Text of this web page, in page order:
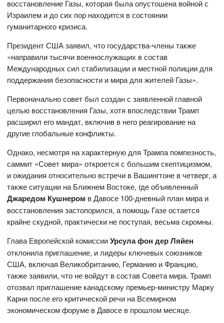
восстановление Газы, которая была опустошена войной с
Израилем и до сих пор находится в состоянии
гуманитарного кризиса.
Президент США заявил, что государства-члены также
«направили тысячи военнослужащих в состав
Международных сил стабилизации и местной полиции для
поддержания безопасности и мира для жителей Газы».
Первоначально совет был создан с заявленной главной
целью восстановления Газы, хотя впоследствии Трамп
расширил его мандат, включив в него реагирование на
другие глобальные конфликты.
Однако, несмотря на характерную для Трампа помпезность,
саммит «Совет мира» откроется с большим скептицизмом,
и ожидания относительно встречи в Вашингтоне в четверг, а
также ситуации на Ближнем Востоке, где объявленный
Джаредом Кушнером в Давосе 100-дневный план мира и
восстановления застопорился, а помощь Газе остается
крайне скудной, практически не поступая, весьма скромны.
Глава Европейской комиссииУрсула фон дер Ляйен
отклонила приглашение, и лидеры ключевых союзников
США, включая Великобританию, Германию и Францию,
также заявили, что не войдут в состав Совета мира. Трамп
отозвал приглашение канадскому премьер-министру Марку
Карни после его критической речи на Всемирном
экономическом форуме в Давосе в прошлом месяце.